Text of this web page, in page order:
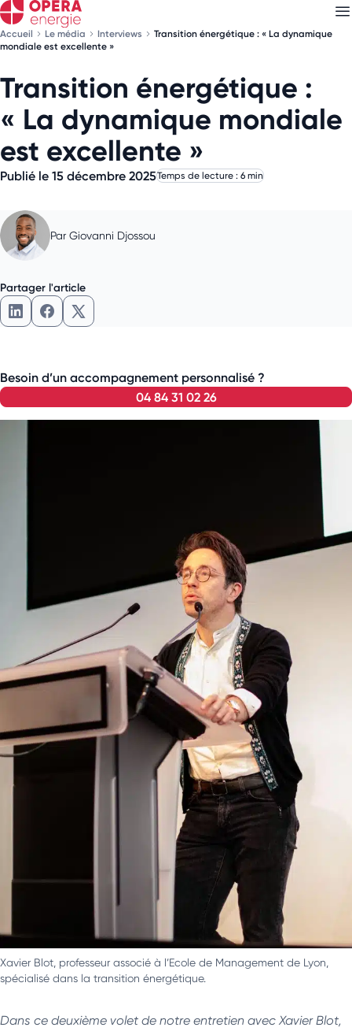
Accueil Le média Interviews
Transition énergétique : « La dynamique
mondiale est excellente »
Transition énergétique :
« La dynamique mondiale
est excellente »
Publié le 15 décembre 2025Temps de lecture : 6 min
Par Giovanni Djossou
Partager l'article
Besoin d’un accompagnement personnalisé ?
04 84 31 02 26
Xavier Blot, professeur associé à l’Ecole de Management de Lyon,
spécialisé dans la transition énergétique.
Dans ce deuxième volet de notre entretien avec Xavier Blot,
Découvrez nos newsletters
Choisissez les newsletters qui vous intéressent